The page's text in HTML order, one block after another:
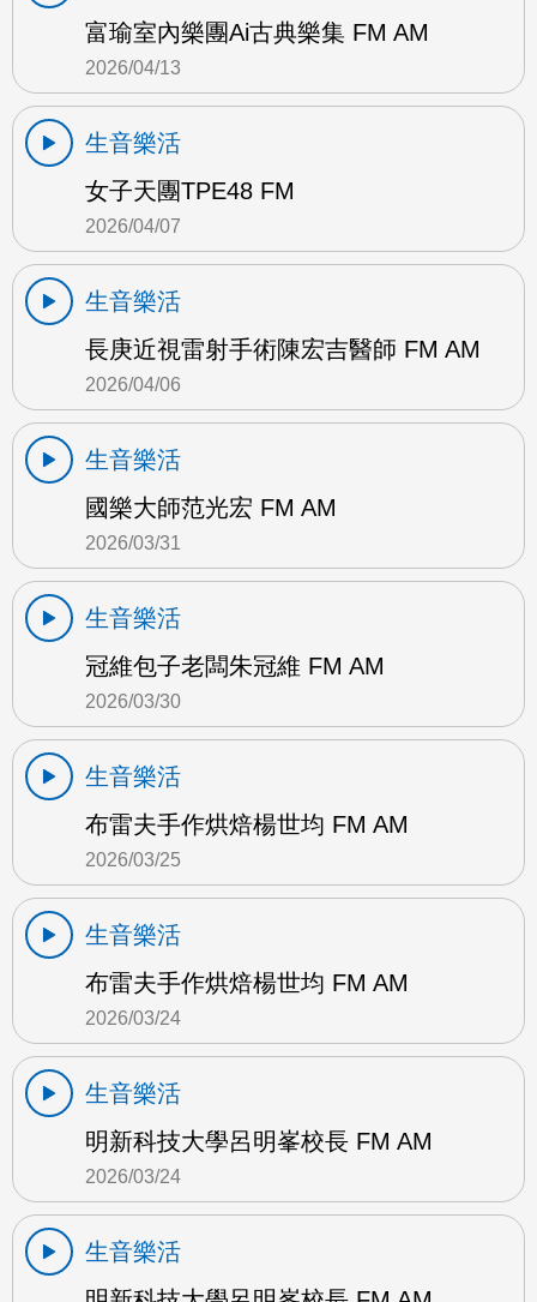
富瑜室內樂團Ai古典樂集 FM AM
2026/04/13
生音樂活
女子天團TPE48 FM
2026/04/07
生音樂活
長庚近視雷射手術陳宏吉醫師 FM AM
2026/04/06
生音樂活
國樂大師范光宏 FM AM
2026/03/31
生音樂活
冠維包子老闆朱冠維 FM AM
2026/03/30
生音樂活
布雷夫手作烘焙楊世均 FM AM
2026/03/25
生音樂活
布雷夫手作烘焙楊世均 FM AM
2026/03/24
生音樂活
明新科技大學呂明峯校長 FM AM
2026/03/24
生音樂活